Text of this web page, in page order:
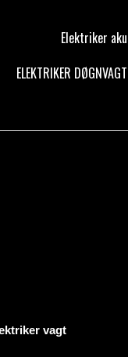
Elektriker
ELEKTRIKER
vagt